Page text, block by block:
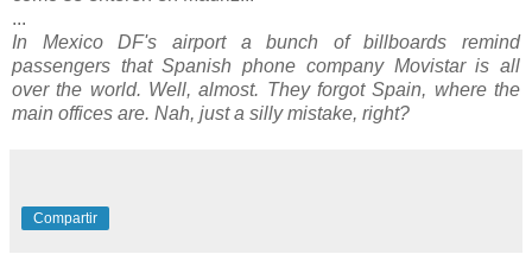
...
In Mexico DF's airport a bunch of billboards remind
passengers that Spanish phone company Movistar is all
over the world. Well, almost. They forgot Spain, where the
main offices are. Nah, just a silly mistake, right?
Compartir